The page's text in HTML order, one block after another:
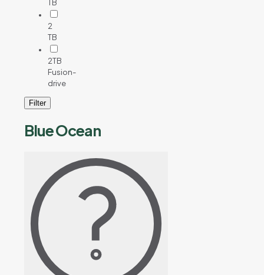
Blue Ocean
TB
2
TB
2TB
Fusion-
drive
Filter